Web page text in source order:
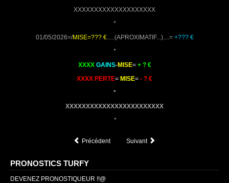
XXXXXXXXXXXXXXXXXXXX
*
01/05/2026=/MISE=??? €.....(APROXIMATIF...)....= +??? €
*
XXXX GAINS-MISE= + ? €
XXXX PERTE= MISE= - ? €
*
XXXXXXXXXXXXXXXXXXXXXXXX
*
Précédent Suivant
PRONOSTICS TURFY
DEVENEZ PRONOSTIQUEUR !!@